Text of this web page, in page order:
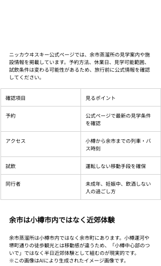
ニッカウヰスキー公式ページでは、余市蒸溜所の見学案内や施
設情報を掲載しています。予約方法、休業日、見学可能範囲、
試飲条件は変わる可能性があるため、旅行前に公式情報を確認
してください。
確認項目 見るポイント
予約
公式ページで最新の見学条件
を確認
アクセス
小樽から余市までの列車・バ
ス時刻
試飲 運転しない移動手段を確保
同行者
未成年、妊娠中、飲酒しない
人の過ごし方
余市は小樽市内ではなく近郊体験
余市蒸溜所は小樽市内ではなく余市町にあります。小樽運河や
堺町通りの徒歩観光とは移動感が違うため、「小樽中心部のつ
いで」ではなく半日近郊体験として組むのが現実的です。
※この画像はAIにより生成されたイメージ画像です。